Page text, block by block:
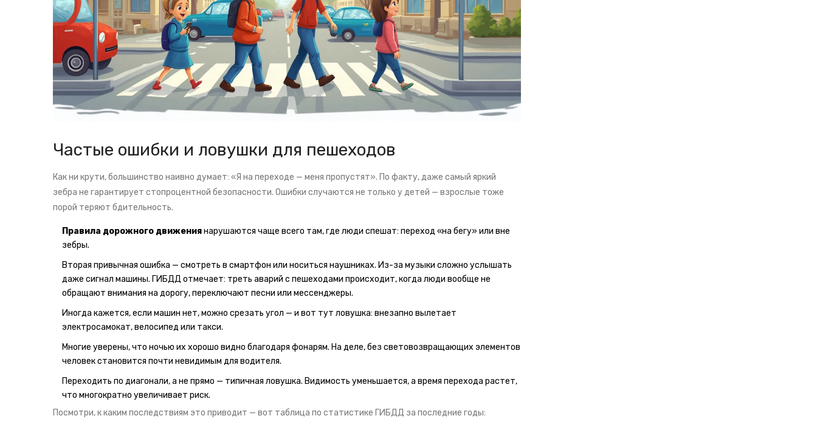
Частые ошибки и ловушки для пешеходов
Как ни крути, большинство наивно думает: «Я на переходе — меня пропустят». По факту, даже самый яркий
зебра не гарантирует стопроцентной безопасности. Ошибки случаются не только у детей — взрослые тоже
порой теряют бдительность.
Правила дорожного движениянарушаются чаще всего там, где люди спешат: переход «на бегу» или вне
зебры.
Вторая привычная ошибка — смотреть в смартфон или носиться наушниках. Из-за музыки сложно услышать
даже сигнал машины. ГИБДД отмечает: треть аварий с пешеходами происходит, когда люди вообще не
обращают внимания на дорогу, переключают песни или мессенджеры.
Иногда кажется, если машин нет, можно срезать угол — и вот тут ловушка: внезапно вылетает
электросамокат, велосипед или такси.
Многие уверены, что ночью их хорошо видно благодаря фонарям. На деле, без световозвращающих элементов
человек становится почти невидимым для водителя.
Переходить по диагонали, а не прямо — типичная ловушка. Видимость уменьшается, а время перехода растет,
что многократно увеличивает риск.
Посмотри, к каким последствиям это приводит — вот таблица по статистике ГИБДД за последние годы: